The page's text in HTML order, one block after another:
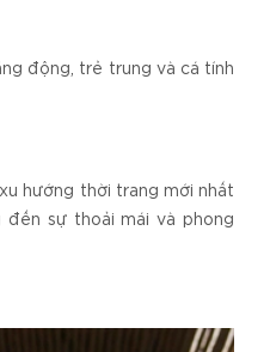
động, trẻ trung và cá tính
hướng thời trang mới nhất
đến sự thoải mái và phong